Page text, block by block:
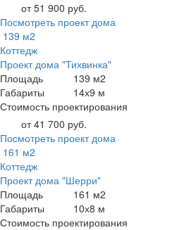
от 51 900 руб.
Посмотреть проект дома
139 м2
Коттедж
Проект дома "Тихвинка"
Площадь
139 м2
Габариты
14х9 м
Стоимость проектирования
от 41 700 руб.
Посмотреть проект дома
161 м2
Коттедж
Проект дома "Шерри"
Площадь
161 м2
Габариты
10х8 м
Стоимость проектирования